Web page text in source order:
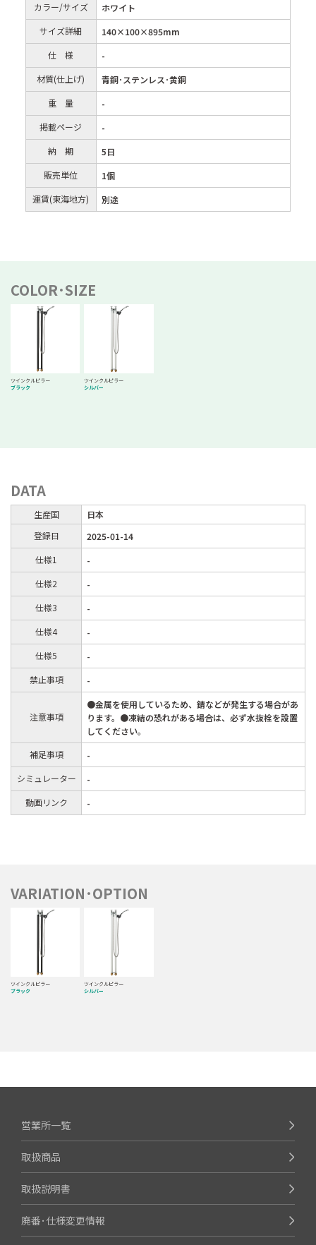
カラー/サイズ
ホワイト
サイズ詳細
140×100×895mm
仕 様
-
材質(仕上げ)
青銅･ステンレス･黄銅
重 量
-
掲載ページ
-
納 期
5日
販売単位
1個
運賃(東海地方)
別途
COLOR･SIZE
ツインクルピラー
ブラック
ツインクルピラー
シルバー
DATA
生産国
日本
登録日
2025-01-14
仕様1
-
仕様2
-
仕様3
-
仕様4
-
仕様5
-
禁止事項
-
注意事項
●金属を使用しているため、錆などが発生する場合があ
ります。●凍結の恐れがある場合は、必ず水抜栓を設置
してください。
補足事項
-
シミュレーター
-
動画リンク
-
VARIATION･OPTION
ツインクルピラー
ブラック
ツインクルピラー
シルバー
営業所一覧
取扱商品
取扱説明書
廃番･仕様変更情報